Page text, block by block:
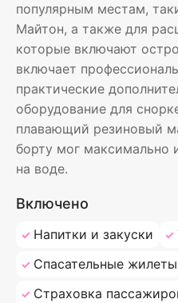
популярным местам,
Майтон, а также для
которые включают
включает
практические
оборудование для
плавающий резиновый
борту мог максимально
на воде.
Включено
Напитки и закуски
Спасательные жилеты
Страховка